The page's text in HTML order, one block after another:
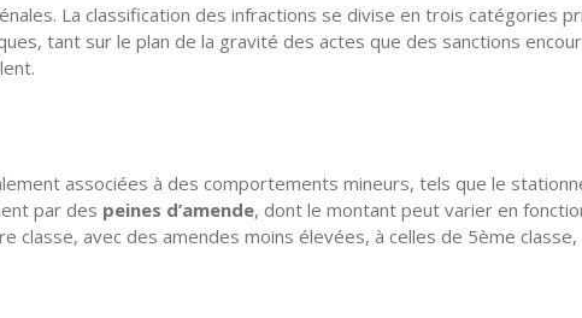
La classification des infractions se divise en trois catégories
tant sur le plan de la gravité des actes que des sanctions
associées à des comportements mineurs, tels que le
par des peines d’amende, dont le montant peut varier en
avec des amendes moins élevées, à celles de 5ème